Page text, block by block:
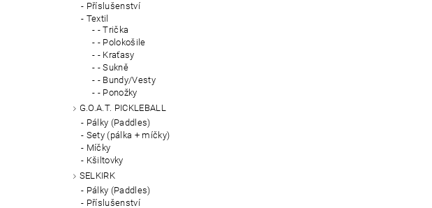
Příslušenství
Textil
- Trička
- Polokošile
- Kraťasy
- Sukně
- Bundy/Vesty
- Ponožky
G.O.A.T. PICKLEBALL
Pálky (Paddles)
Sety (pálka + míčky)
Míčky
Kšiltovky
SELKIRK
Pálky (Paddles)
Příslušenství